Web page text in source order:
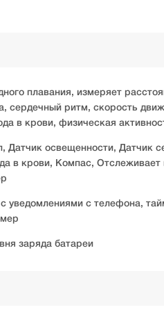
плавания, измеряет
сердечный ритм, скорость
в крови, физическая
Датчик освещенности, Датчик
в крови, Компас, Отслеживает
уведомлениями с телефона,
заряда батареи